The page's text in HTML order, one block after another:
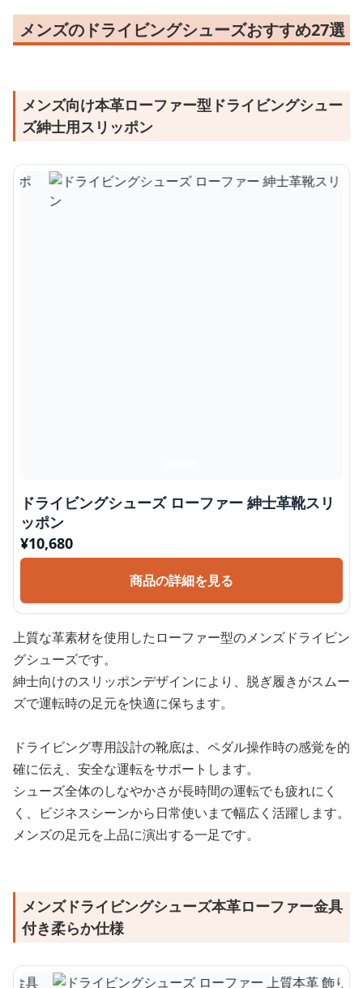
メンズのドライビングシューズおすすめ27選
メンズ向け本革ローファー型ドライビングシュー
ズ紳士用スリッポン
ドライビングシューズ ローファー 紳士革靴スリ
ッポン
¥10,680
商品の詳細を見る
上質な革素材を使用したローファー型のメンズドライビン
グシューズです。
紳士向けのスリッポンデザインにより、脱ぎ履きがスムー
ズで運転時の足元を快適に保ちます。
ドライビング専用設計の靴底は、ペダル操作時の感覚を的
確に伝え、安全な運転をサポートします。
シューズ全体のしなやかさが長時間の運転でも疲れにく
く、ビジネスシーンから日常使いまで幅広く活躍します。
メンズの足元を上品に演出する一足です。
メンズドライビングシューズ本革ローファー金具
付き柔らか仕様